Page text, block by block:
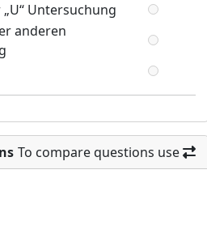
„U“ Untersuchung
anderen
To compare questions use